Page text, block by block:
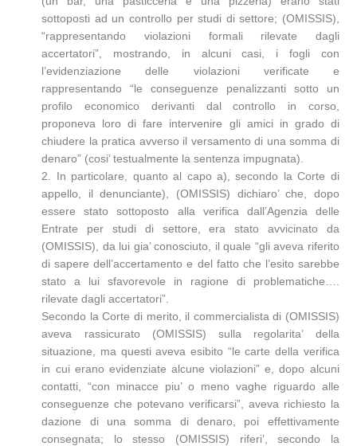
sottoposti ad un controllo per studi di settore; (OMISSIS),
“rappresentando violazioni formali rilevate dagli
accertatori”, mostrando, in alcuni casi, i fogli con
l’evidenziazione delle violazioni verificate e
rappresentando “le conseguenze penalizzanti sotto un
profilo economico derivanti dal controllo in corso,
proponeva loro di fare intervenire gli amici in grado di
chiudere la pratica avverso il versamento di una somma di
denaro” (cosi’ testualmente la sentenza impugnata).
2. In particolare, quanto al capo a), secondo la Corte di
appello, il denunciante), (OMISSIS) dichiaro’ che, dopo
essere stato sottoposto alla verifica dall’Agenzia delle
Entrate per studi di settore, era stato avvicinato da
(OMISSIS), da lui gia’ conosciuto, il quale “gli aveva riferito
di sapere dell’accertamento e del fatto che l’esito sarebbe
stato a lui sfavorevole in ragione di problematiche….
rilevate dagli accertatori”.
Secondo la Corte di merito, il commercialista di (OMISSIS)
aveva rassicurato (OMISSIS) sulla regolarita’ della
situazione, ma questi aveva esibito “le carte della verifica
in cui erano evidenziate alcune violazioni” e, dopo alcuni
contatti, “con minacce piu’ o meno vaghe riguardo alle
conseguenze che potevano verificarsi”, aveva richiesto la
dazione di una somma di denaro, poi effettivamente
consegnata; lo stesso (OMISSIS) riferi’, secondo la